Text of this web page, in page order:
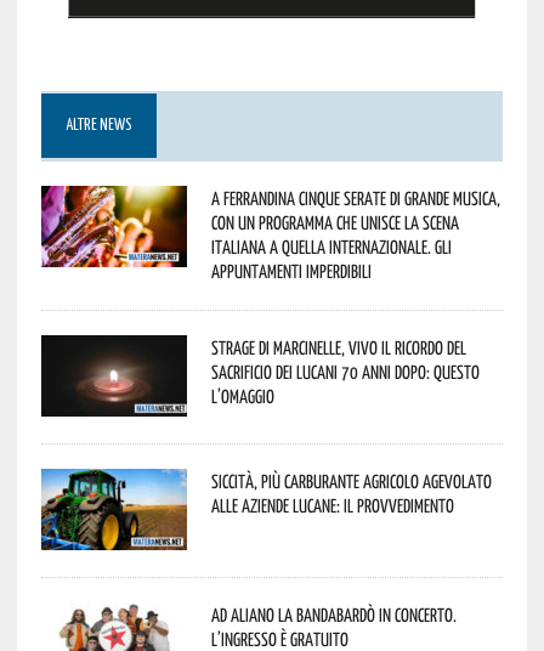
ALTRE NEWS
A Ferrandina cinque serate di grande musica,
con un programma che unisce la scena
italiana a quella internazionale. Gli
appuntamenti imperdibili
Strage di Marcinelle, vivo il ricordo del
sacrificio dei lucani 70 anni dopo: questo
l’omaggio
Siccità, più carburante agricolo agevolato
alle aziende lucane: il provvedimento
Ad Aliano la Bandabardò in concerto.
L’ingresso è gratuito